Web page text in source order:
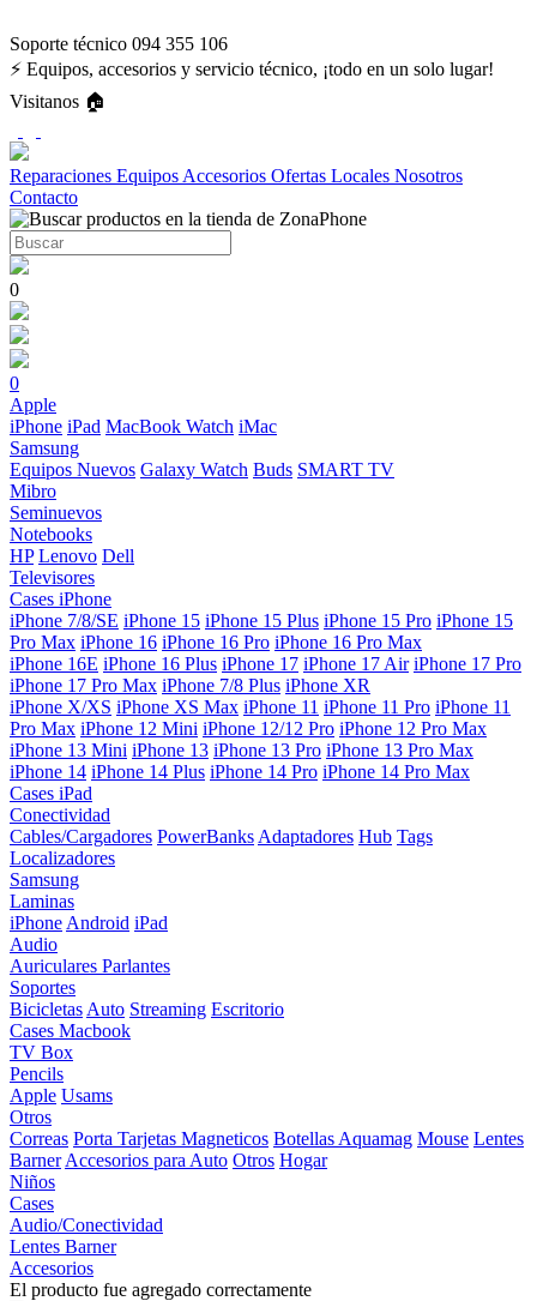
Soporte técnico 094 355 106
⚡ Equipos, accesorios y servicio técnico, ¡todo en un solo lugar!
Visitanos 🏠
Reparaciones Equipos Accesorios Ofertas Locales Nosotros
Contacto
0
0
Apple
iPhone iPad MacBook Watch iMac
Samsung
Equipos Nuevos Galaxy Watch Buds SMART TV
Mibro
Seminuevos
Notebooks
HP Lenovo Dell
Televisores
Cases iPhone
iPhone 7/8/SE iPhone 15 iPhone 15 Plus iPhone 15 Pro iPhone 15
Pro Max iPhone 16 iPhone 16 Pro iPhone 16 Pro Max
iPhone 16E iPhone 16 Plus iPhone 17 iPhone 17 Air iPhone 17 Pro
iPhone 17 Pro Max iPhone 7/8 Plus iPhone XR
iPhone X/XS iPhone XS Max iPhone 11 iPhone 11 Pro iPhone 11
Pro Max iPhone 12 Mini iPhone 12/12 Pro iPhone 12 Pro Max
iPhone 13 Mini iPhone 13 iPhone 13 Pro iPhone 13 Pro Max
iPhone 14 iPhone 14 Plus iPhone 14 Pro iPhone 14 Pro Max
Cases iPad
Conectividad
Cables/Cargadores PowerBanks Adaptadores Hub Tags
Localizadores
Samsung
Laminas
iPhone Android iPad
Audio
Auriculares Parlantes
Soportes
Bicicletas Auto Streaming Escritorio
Cases Macbook
TV Box
Pencils
Apple Usams
Otros
Correas Porta Tarjetas Magneticos Botellas Aquamag Mouse Lentes
Barner Accesorios para Auto Otros Hogar
Niños
Cases
Audio/Conectividad
Lentes Barner
Accesorios
El producto fue agregado correctamente